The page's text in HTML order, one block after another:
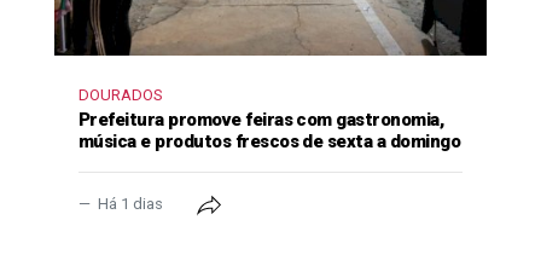
DOURADOS
Prefeitura promove feiras com gastronomia,
música e produtos frescos de sexta a domingo
Há 1 dias